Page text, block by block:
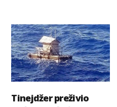
Tinejdžer preživio